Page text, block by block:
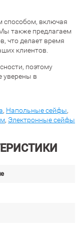
включая
также предлагаем
что делает время
клиентов.
поэтому
уверены в
, Напольные сейфы,
, Электронные сейфы